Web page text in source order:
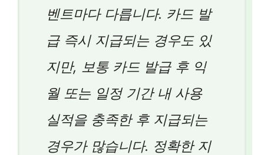
벤트마다 다릅니다. 카드 발
급 즉시 지급되는 경우도 있
지만, 보통 카드 발급 후 익
월 또는 일정 기간 내 사용
실적을 충족한 후 지급되는
경우가 많습니다. 정확한 지